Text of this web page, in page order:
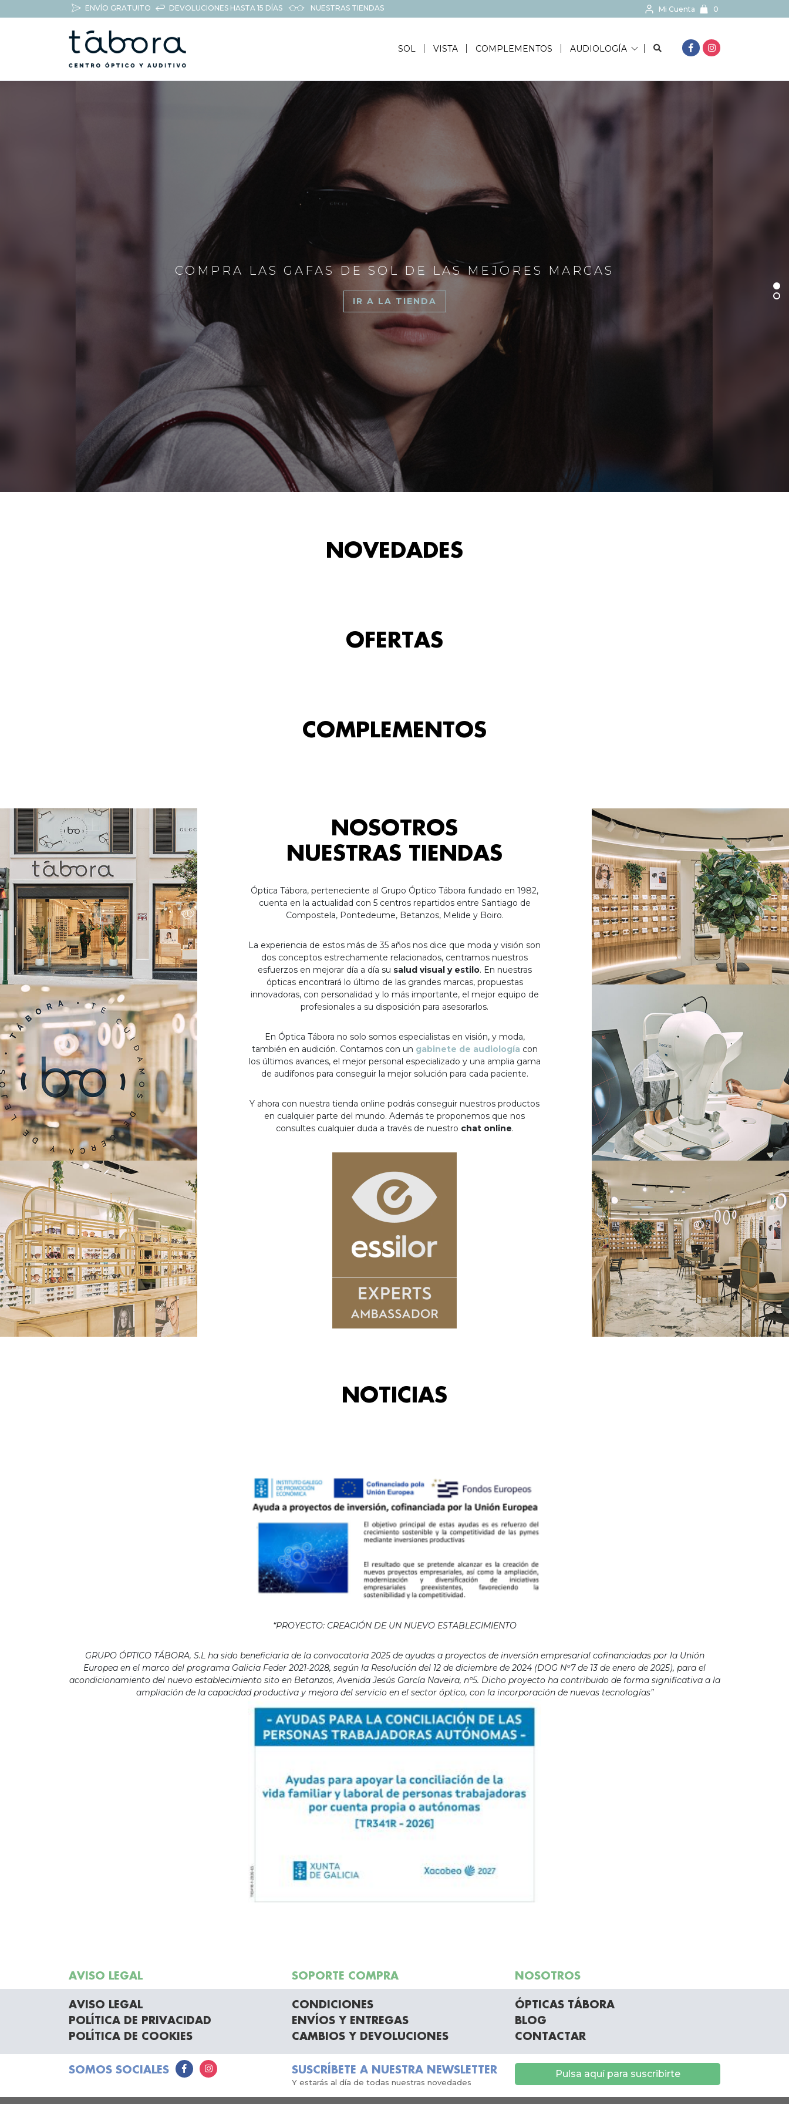
ENVÍO GRATUITO DEVOLUCIONES HASTA 15 DÍAS NUESTRAS TIENDAS Mi Cuenta 0
SOL VISTA COMPLEMENTOS AUDIOLOGÍA BUSCAR...
COMPRA LAS GAFAS DE SOL DE LAS MEJORES MARCAS
IR A LA TIENDA
NOVEDADES
OFERTAS
COMPLEMENTOS
NOSOTROS
NUESTRAS TIENDAS
Óptica Tábora, perteneciente al Grupo Óptico Tábora fundado en 1982,
cuenta en la actualidad con 5 centros repartidos entre Santiago de
Compostela, Pontedeume, Betanzos, Melide y Boiro.
La experiencia de estos más de 35 años nos dice que moda y visión son
dos conceptos estrechamente relacionados, centramos nuestros
esfuerzos en mejorar día a día su salud visual y estilo. En nuestras
ópticas encontrará lo último de las grandes marcas, propuestas
innovadoras, con personalidad y lo más importante, el mejor equipo de
profesionales a su disposición para asesorarlos.
En Óptica Tábora no solo somos especialistas en visión, y moda,
también en audición. Contamos con un gabinete de audiología con
los últimos avances, el mejor personal especializado y una amplia gama
de audífonos para conseguir la mejor solución para cada paciente.
Y ahora con nuestra tienda online podrás conseguir nuestros productos
en cualquier parte del mundo. Además te proponemos que nos
consultes cualquier duda a través de nuestro chat online.
NOTICIAS
“PROYECTO: CREACIÓN DE UN NUEVO ESTABLECIMIENTO
GRUPO ÓPTICO TÁBORA, S.L ha sido beneficiaria de la convocatoria 2025 de ayudas a proyectos de inversión empresarial cofinanciadas por la Unión
Europea en el marco del programa Galicia Feder 2021-2028, según la Resolución del 12 de diciembre de 2024 (DOG Nº7 de 13 de enero de 2025), para el
acondicionamiento del nuevo establecimiento sito en Betanzos, Avenida Jesús García Naveira, nº5. Dicho proyecto ha contribuido de forma significativa a la
ampliación de la capacidad productiva y mejora del servicio en el sector óptico, con la incorporación de nuevas tecnologías”
AVISO LEGAL SOPORTE COMPRA NOSOTROS
AVISO LEGAL
POLÍTICA DE PRIVACIDAD
POLÍTICA DE COOKIES
CONDICIONES
ENVÍOS Y ENTREGAS
CAMBIOS Y DEVOLUCIONES
ÓPTICAS TÁBORA
BLOG
CONTACTAR
SOMOS SOCIALES SUSCRÍBETE A NUESTRA NEWSLETTER
Y estarás al día de todas nuestras novedades
Pulsa aquí para suscribirte